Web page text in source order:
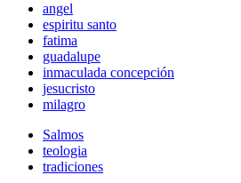
angel
espiritu santo
fatima
guadalupe
inmaculada concepción
jesucristo
milagro
Salmos
teologia
tradiciones